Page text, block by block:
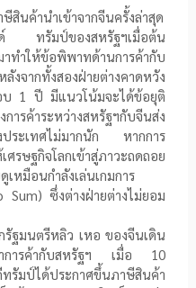
สินค้านำเข้าจากจีนครั้งล่าสุด
ด์ ทรัมป์ของสหรัฐฯเมื่อต้น
ทำให้ข้อพิพาทด้านการค้ากับ
ากทั้งสองฝ่ายต่างคาดหวัง
บ 1
ปี มีแนวโน้มจะได้ข้อยุติ
ารค้าระหว่างสหรัฐฯกับจีนส่ง
ประเทศไม่มากนัก หากการ
รษฐกิจโลกเข้าสู่ภาวะถดถอย
หมือนกำลังเล่นเกมการ
Sum) ซึ่งต่างฝ่ายต่างไม่ยอม
รัฐมนตรีหลิว เหอ ของจีนเดิน
าการค้ากับสหรัฐฯ เมื่อ 10
มป์ได้ประกาศขึ้นภาษีสินค้า